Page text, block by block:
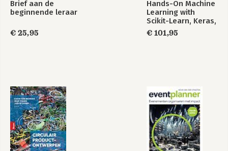
Brief aan de
beginnende leraar
€ 25,95
Hands-On Machine
Learning with
Scikit-Learn, Keras,
and TensorFlow
€ 101,95